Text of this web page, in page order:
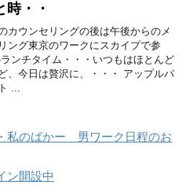
時・・
カウンセリングの後は午後からのメ
ング東京のワークにスカイプで参
ンチタイム・・・いつもはほとんど
、今日は贅沢に、・・・ アップルパ
...
私のばかー 男ワーク日程のお
ン開設中